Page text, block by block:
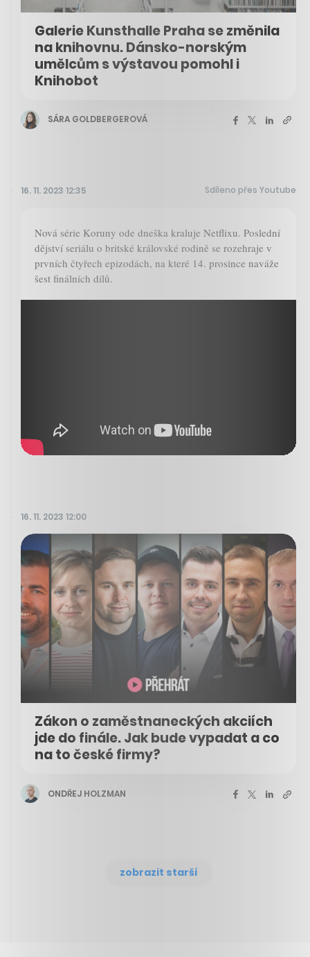
Galerie Kunsthalle Praha se změnila
na knihovnu. Dánsko-norským
umělcům s výstavou pomohl i
Knihobot
SÁRA GOLDBERGEROVÁ
16. 11. 2023 12:35 Sdíleno přes Youtube
Nová série Koruny ode dneška kraluje Netflixu. Poslední
dějství seriálu o britské královské rodině se rozehraje v
prvních čtyřech epizodách, na které 14. prosince naváže
šest finálních dílů.
16. 11. 2023 12:00
Zákon o zaměstnaneckých akciích
jde do finále. Jak bude vypadat a co
na to české firmy?
ONDŘEJ HOLZMAN
zobrazit starší